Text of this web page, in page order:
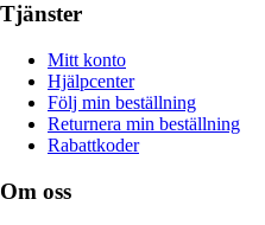
Tjänster
Mitt konto
Hjälpcenter
Följ min beställning
Returnera min beställning
Rabattkoder
Om oss